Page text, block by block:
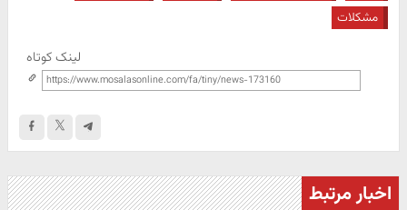
مشکلات
لینک کوتاه
اخبار مرتبط